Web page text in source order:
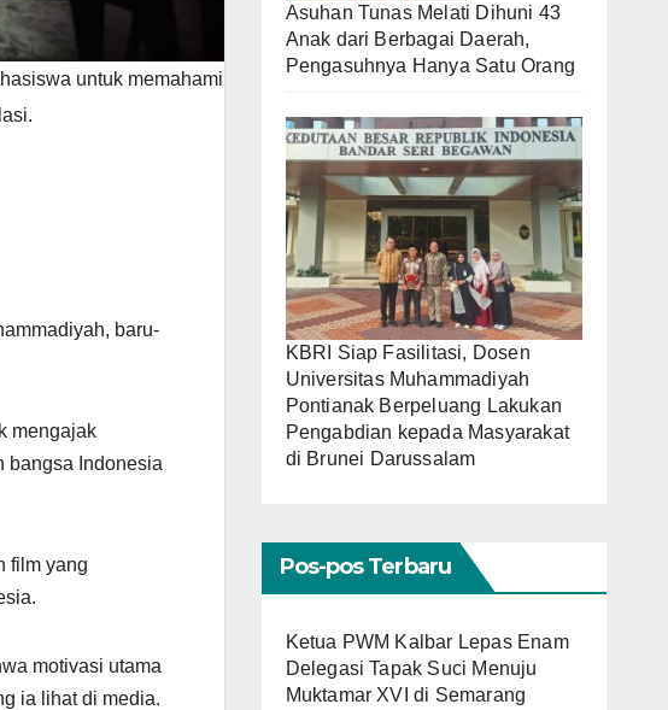
untuk memahami
baru-
mengajak
bangsa Indonesia
film yang
motivasi utama
ia lihat di media.
Asuhan Tunas Melati Dihuni 43
Anak dari Berbagai Daerah,
Pengasuhnya Hanya Satu Orang
KBRI Siap Fasilitasi, Dosen
Universitas Muhammadiyah
Pontianak Berpeluang Lakukan
Pengabdian kepada Masyarakat
di Brunei Darussalam
Pos-pos Terbaru
Ketua PWM Kalbar Lepas Enam
Delegasi Tapak Suci Menuju
Muktamar XVI di Semarang